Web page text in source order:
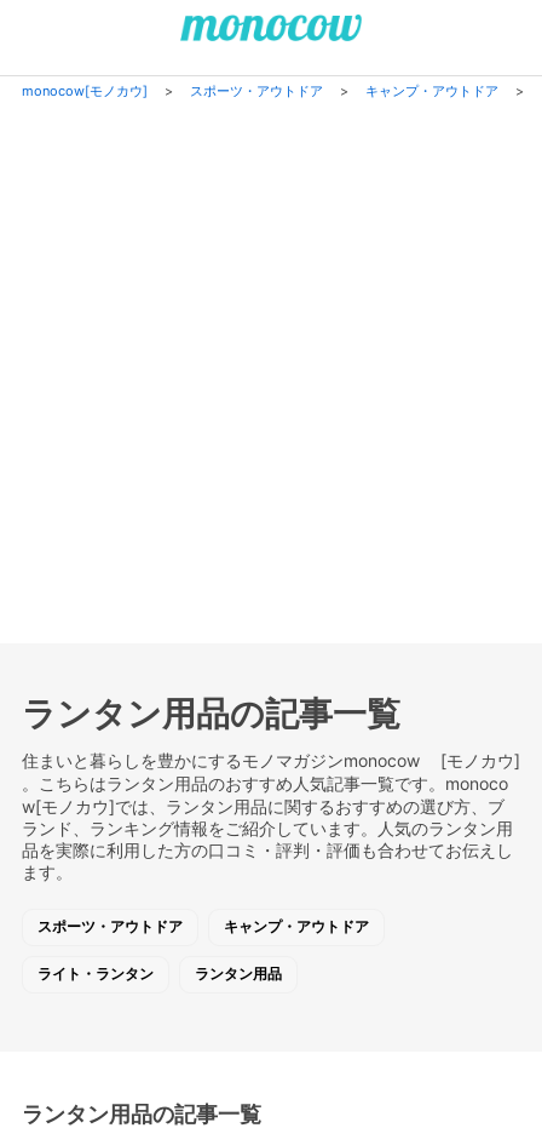
monocow[モノカウ] > スポーツ・アウトドア > キャンプ・アウトドア >
ランタン用品の記事一覧
住まいと暮らしを豊かにするモノマガジンmonocow [モノカウ]
。こちらはランタン用品のおすすめ人気記事一覧です。monoco
w[モノカウ]では、ランタン用品に関するおすすめの選び方、ブ
ランド、ランキング情報をご紹介しています。人気のランタン用
品を実際に利用した方の口コミ・評判・評価も合わせてお伝えし
ます。
スポーツ・アウトドア キャンプ・アウトドア
ライト・ランタン ランタン用品
ランタン用品の記事一覧